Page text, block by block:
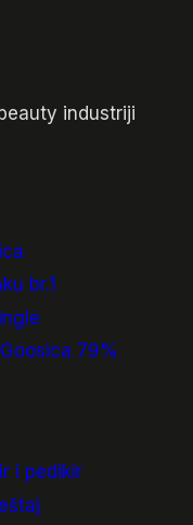
industriji
br.1
79%
i pedikir